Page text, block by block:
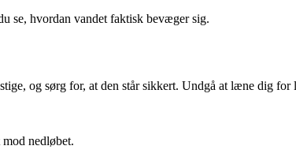
se, hvordan vandet faktisk bevæger sig.
og sørg for, at den står sikkert. Undgå at læne dig for
nedløbet.